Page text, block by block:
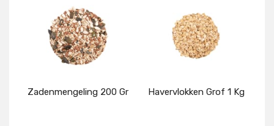
Details Details
Zadenmengeling 200 Gr Havervlokken Grof 1 Kg